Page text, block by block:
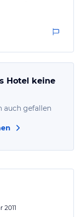
Hotel keine
auch gefallen
2011